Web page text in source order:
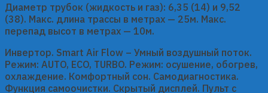
Диаметр трубок (жидкость и газ): 6,35 (14) и 9,52
(38). Макс. длина трассы в метрах — 25м. Макс.
перепад высот в метрах — 10м.
Инвертор. Smart Air Flow – Умный воздушный поток.
Режим: AUTO, ECO, TURBO. Режим: осушение, обогрев,
охлаждение. Комфортный сон. Самодиагностика.
Функция самоочистки. Скрытый дисплей. Пульт с